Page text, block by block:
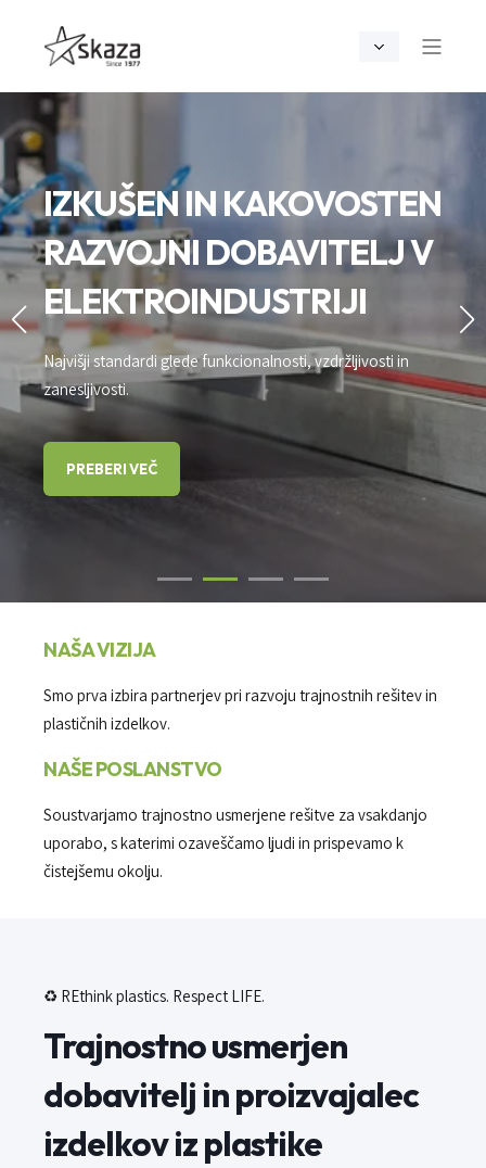
IZKUŠEN IN KAKOVOSTEN
RAZVOJNI DOBAVITELJ V
ELEKTROINDUSTRIJI
Najvišji standardi glede funkcionalnosti, vzdržljivosti in
zanesljivosti.
PREBERI VEČ
NAŠA VIZIJA
Smo prva izbira partnerjev pri razvoju trajnostnih rešitev in
plastičnih izdelkov.
NAŠE POSLANSTVO
Soustvarjamo trajnostno usmerjene rešitve za vsakdanjo
uporabo, s katerimi ozaveščamo ljudi in prispevamo k
čistejšemu okolju.
♻️ REthink plastics. Respect LIFE.
Trajnostno usmerjen
dobavitelj in proizvajalec
izdelkov iz plastike